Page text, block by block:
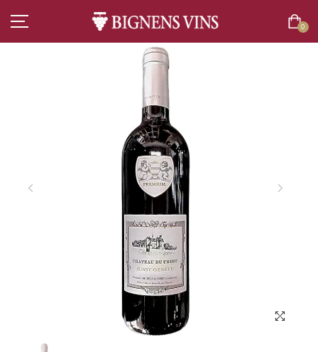
0
TOUT L’ASSORTIMENT
VINS
BOISSONS SANS ALCOOL
CATALOGUES